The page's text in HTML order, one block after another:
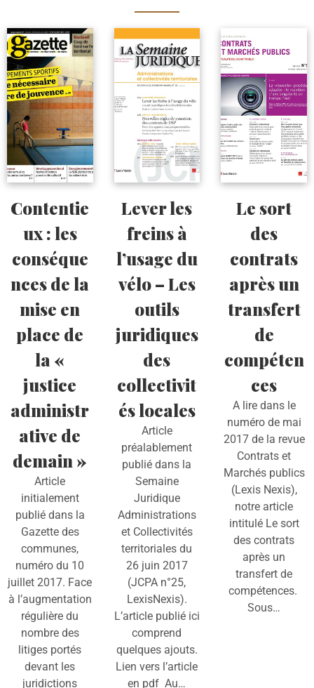
Contentie
ux : les
conséque
nces de la
mise en
place de
la «
justice
administr
ative de
demain »
Article
initialement
publié dans la
Gazette des
communes,
numéro du 10
juillet 2017. Face
à l’augmentation
régulière du
nombre des
litiges portés
devant les
juridictions
Lever les
freins à
l’usage du
vélo – Les
outils
juridiques
des
collectivit
és locales
Article
préalablement
publié dans la
Semaine
Juridique
Administrations
et Collectivités
territoriales du
26 juin 2017
(JCPA n°25,
LexisNexis).
L’article publié ici
comprend
quelques ajouts.
Lien vers l’article
en pdf Au…
Le sort
des
contrats
après un
transfert
de
compéten
ces
A lire dans le
numéro de mai
2017 de la revue
Contrats et
Marchés publics
(Lexis Nexis),
notre article
intitulé Le sort
des contrats
après un
transfert de
compétences.
Sous…